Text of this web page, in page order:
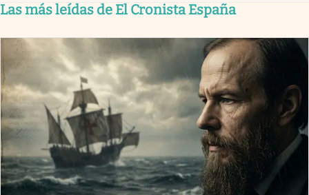
Las más leídas de El Cronista España